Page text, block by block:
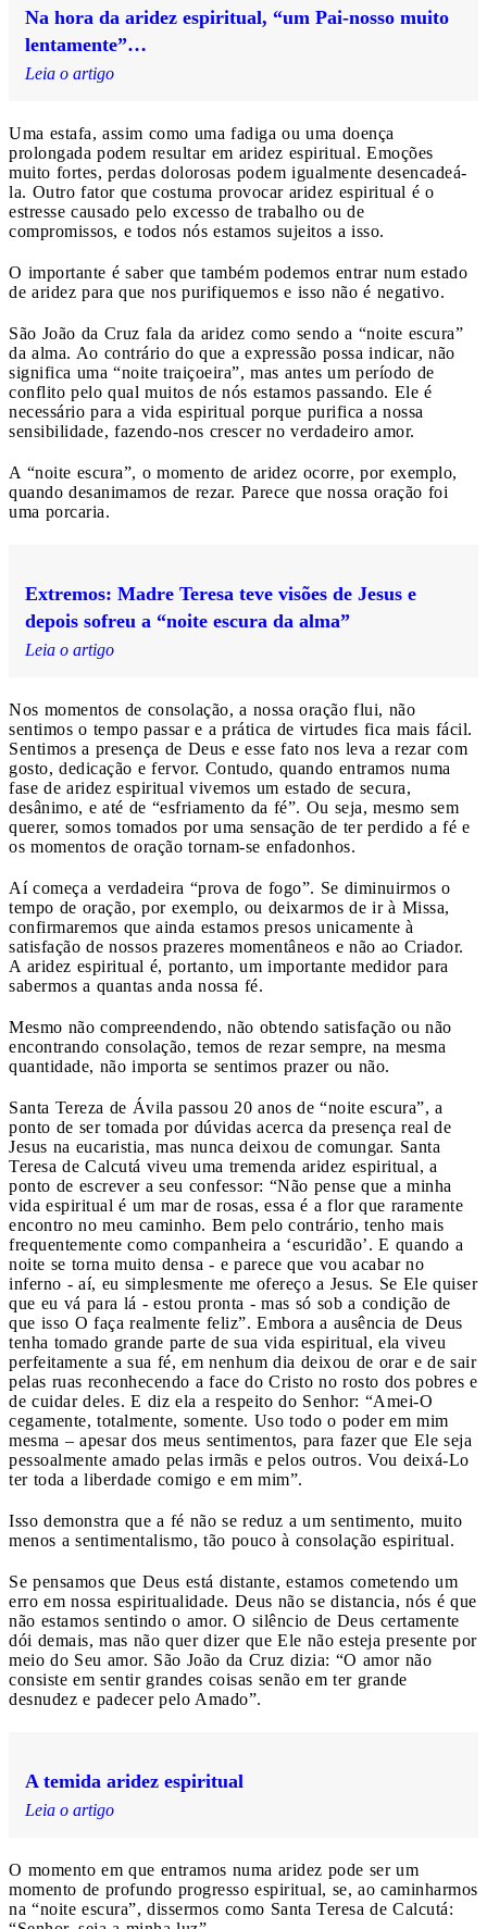
Na hora da aridez espiritual, “um Pai-nosso muito
lentamente”…
Leia o artigo
Uma estafa, assim como uma fadiga ou uma doença
prolongada podem resultar em aridez espiritual. Emoções
muito fortes, perdas dolorosas podem igualmente desencadeá-
la. Outro fator que costuma provocar aridez espiritual é o
estresse causado pelo excesso de trabalho ou de
compromissos, e todos nós estamos sujeitos a isso.
O importante é saber que também podemos entrar num estado
de aridez para que nos purifiquemos e isso não é negativo.
São João da Cruz fala da aridez como sendo a “noite escura”
da alma. Ao contrário do que a expressão possa indicar, não
significa uma “noite traiçoeira”, mas antes um período de
conflito pelo qual muitos de nós estamos passando. Ele é
necessário para a vida espiritual porque purifica a nossa
sensibilidade, fazendo-nos crescer no verdadeiro amor.
A “noite escura”, o momento de aridez ocorre, por exemplo,
quando desanimamos de rezar. Parece que nossa oração foi
uma porcaria.
Extremos: Madre Teresa teve visões de Jesus e
depois sofreu a “noite escura da alma”
Leia o artigo
Nos momentos de consolação, a nossa oração flui, não
sentimos o tempo passar e a prática de virtudes fica mais fácil.
Sentimos a presença de Deus e esse fato nos leva a rezar com
gosto, dedicação e fervor. Contudo, quando entramos numa
fase de aridez espiritual vivemos um estado de secura,
desânimo, e até de “esfriamento da fé”. Ou seja, mesmo sem
querer, somos tomados por uma sensação de ter perdido a fé e
os momentos de oração tornam-se enfadonhos.
Aí começa a verdadeira “prova de fogo”. Se diminuirmos o
tempo de oração, por exemplo, ou deixarmos de ir à Missa,
confirmaremos que ainda estamos presos unicamente à
satisfação de nossos prazeres momentâneos e não ao Criador.
A aridez espiritual é, portanto, um importante medidor para
sabermos a quantas anda nossa fé.
Mesmo não compreendendo, não obtendo satisfação ou não
encontrando consolação, temos de rezar sempre, na mesma
quantidade, não importa se sentimos prazer ou não.
Santa Tereza de Ávila passou 20 anos de “noite escura”, a
ponto de ser tomada por dúvidas acerca da presença real de
Jesus na eucaristia, mas nunca deixou de comungar. Santa
Teresa de Calcutá viveu uma tremenda aridez espiritual, a
ponto de escrever a seu confessor: “Não pense que a minha
vida espiritual é um mar de rosas, essa é a flor que raramente
encontro no meu caminho. Bem pelo contrário, tenho mais
frequentemente como companheira a ‘escuridão’. E quando a
noite se torna muito densa - e parece que vou acabar no
inferno - aí, eu simplesmente me ofereço a Jesus. Se Ele quiser
que eu vá para lá - estou pronta - mas só sob a condição de
que isso O faça realmente feliz”. Embora a ausência de Deus
tenha tomado grande parte de sua vida espiritual, ela viveu
perfeitamente a sua fé, em nenhum dia deixou de orar e de sair
pelas ruas reconhecendo a face do Cristo no rosto dos pobres e
de cuidar deles. E diz ela a respeito do Senhor: “Amei-O
cegamente, totalmente, somente. Uso todo o poder em mim
mesma – apesar dos meus sentimentos, para fazer que Ele seja
pessoalmente amado pelas irmãs e pelos outros. Vou deixá-Lo
ter toda a liberdade comigo e em mim”.
Isso demonstra que a fé não se reduz a um sentimento, muito
menos a sentimentalismo, tão pouco à consolação espiritual.
Se pensamos que Deus está distante, estamos cometendo um
erro em nossa espiritualidade. Deus não se distancia, nós é que
não estamos sentindo o amor. O silêncio de Deus certamente
dói demais, mas não quer dizer que Ele não esteja presente por
meio do Seu amor. São João da Cruz dizia: “O amor não
consiste em sentir grandes coisas senão em ter grande
desnudez e padecer pelo Amado”.
A temida aridez espiritual
Leia o artigo
O momento em que entramos numa aridez pode ser um
momento de profundo progresso espiritual, se, ao caminharmos
na “noite escura”, dissermos como Santa Teresa de Calcutá: